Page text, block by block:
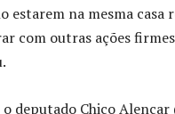
estarem na mesma
com outras ações
deputado Chico Alencar